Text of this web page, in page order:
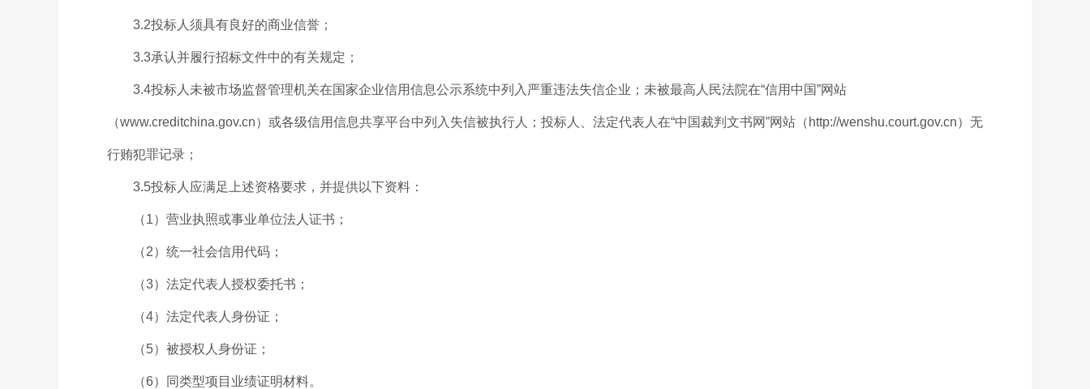
3.2投标人须具有良好的商业信誉；
3.3承认并履行招标文件中的有关规定；
3.4投标人未被市场监督管理机关在国家企业信用信息公示系统中列入严重违法失信企业；未被最高人民法院在“信用中国”网站
（www.creditchina.gov.cn）或各级信用信息共享平台中列入失信被执行人；投标人、法定代表人在“中国裁判文书网”网站（http://wenshu.court.gov.cn）无
行贿犯罪记录；
3.5投标人应满足上述资格要求，并提供以下资料：
（1）营业执照或事业单位法人证书；
（2）统一社会信用代码；
（3）法定代表人授权委托书；
（4）法定代表人身份证；
（5）被授权人身份证；
（6）同类型项目业绩证明材料。